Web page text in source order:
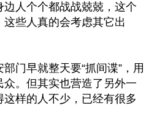
人个个都战战兢兢，这个
些人真的会考虑其它出
门早就整天要“抓间谍”，用
。但其实也营造了另外一
样的人不少，已经有很多